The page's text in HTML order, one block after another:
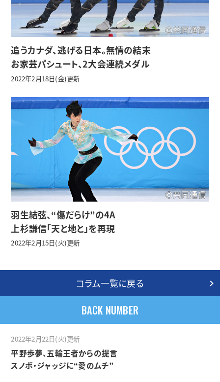
追うカナダ、逃げる日本。無情の結末
お家芸パシュート、2大会連続メダル
2022年2月18日(金)更新
羽生結弦、“傷だらけ”の4A
上杉謙信「天と地と」を再現
2022年2月15日(火)更新
コラム一覧に戻る
BACK NUMBER
2022年2月22日(火)更新
平野歩夢、五輪王者からの提言
スノボ・ジャッジに“愛のムチ”